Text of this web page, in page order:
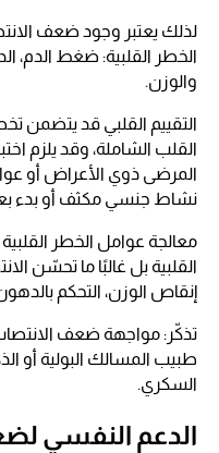
لذلك يعتبر وجود ضعف
الخطر القلبية: ضغط الدم،
والوزن.
القلب الشاملة، وقد يلزم
المرضى ذوي الأعراض أو
نشاط جنسي مكثف أو بدء
معالجة عوامل الخطر
القلبية بل غالبًا ما تحسّن
إنقاص الوزن، التحكم
تذكّر: مواجهة ضعف
طبيب المسالك البولية أو
السكري.
الدعم النفسي